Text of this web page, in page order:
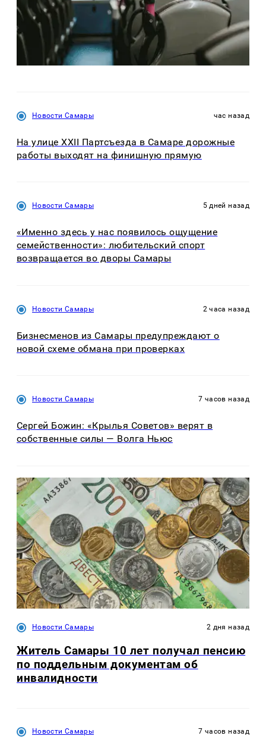
Новости Самары час назад
На улице XXII Партсъезда в Самаре дорожные
работы выходят на финишную прямую
Новости Самары 5 дней назад
«Именно здесь у нас появилось ощущение
семейственности»: любительский спорт
возвращается во дворы Самары
Новости Самары 2 часа назад
Бизнесменов из Самары предупреждают о
новой схеме обмана при проверках
Новости Самары 7 часов назад
Сергей Божин: «Крылья Советов» верят в
собственные силы — Волга Ньюс
Новости Самары 2 дня назад
Житель Самары 10 лет получал пенсию
по поддельным документам об
инвалидности
Новости Самары 7 часов назад